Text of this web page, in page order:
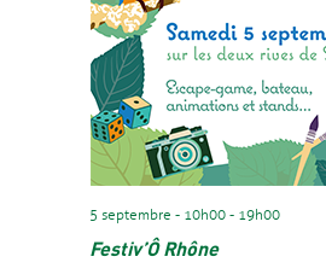
Festiv’Ô Rhône
5 septembre - 10h00- 19h00